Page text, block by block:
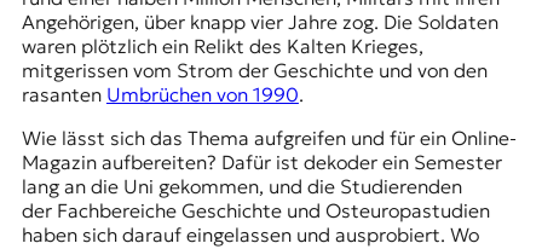
u
n
d
M
e
d
e
n
k
Angehörigen, über knapp vier Jahre zog. Die Soldaten
waren plötzlich ein Relikt des Kalten Krieges,
mitgerissen vom Strom der Geschichte und von den
rasanten Umbrüchen von 1990.
Wie lässt sich das Thema aufgreifen und für ein Online-
Magazin aufbereiten? Dafür ist dekoder ein Semester
lang an die Uni gekommen, und die Studierenden
der Fachbereiche Geschichte und Osteuropastudien
haben sich darauf eingelassen und ausprobiert. Wo